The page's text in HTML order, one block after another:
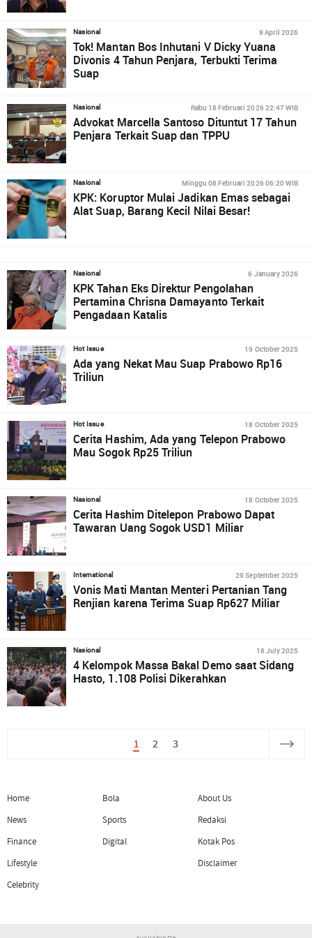
Nasional 9 April 2026
Tok! Mantan Bos Inhutani V Dicky Yuana
Divonis 4 Tahun Penjara, Terbukti Terima
Suap
Nasional Rabu 18 Februari 2026 22:47 WIB
Advokat Marcella Santoso Dituntut 17 Tahun
Penjara Terkait Suap dan TPPU
Nasional Minggu 08 Februari 2026 06:20 WIB
KPK: Koruptor Mulai Jadikan Emas sebagai
Alat Suap, Barang Kecil Nilai Besar!
Nasional 6 January 2026
KPK Tahan Eks Direktur Pengolahan
Pertamina Chrisna Damayanto Terkait
Pengadaan Katalis
Hot Issue 19 October 2025
Ada yang Nekat Mau Suap Prabowo Rp16
Triliun
Hot Issue 18 October 2025
Cerita Hashim, Ada yang Telepon Prabowo
Mau Sogok Rp25 Triliun
Nasional 18 October 2025
Cerita Hashim Ditelepon Prabowo Dapat
Tawaran Uang Sogok USD1 Miliar
International 29 September 2025
Vonis Mati Mantan Menteri Pertanian Tang
Renjian karena Terima Suap Rp627 Miliar
Nasional 18 July 2025
4 Kelompok Massa Bakal Demo saat Sidang
Hasto, 1.108 Polisi Dikerahkan
1 2 3
Home
News
Finance
Lifestyle
Celebrity
Bola
Sports
Digital
About Us
Redaksi
Kotak Pos
Disclaimer